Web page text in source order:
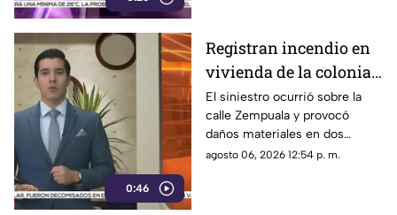
0:46
Registran incendio en
vivienda de la colonia
Fronteriza; bomberos
controlan las llamas
El siniestro ocurrió sobre la
calle Zempuala y provocó
daños materiales en dos
habitaciones; Protección Civil
agosto 06, 2026 12:54 p. m.